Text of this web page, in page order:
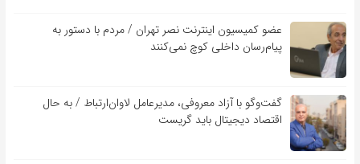
عضو کمیسیون اینترنت نصر تهران / مردم با دستور به
پیام‌رسان داخلی کوچ نمی‌کنند
گفت‌و‌گو با آزاد معروفی، مدیرعامل لاوان‌ارتباط / به حال
اقتصاد دیجیتال باید گریست